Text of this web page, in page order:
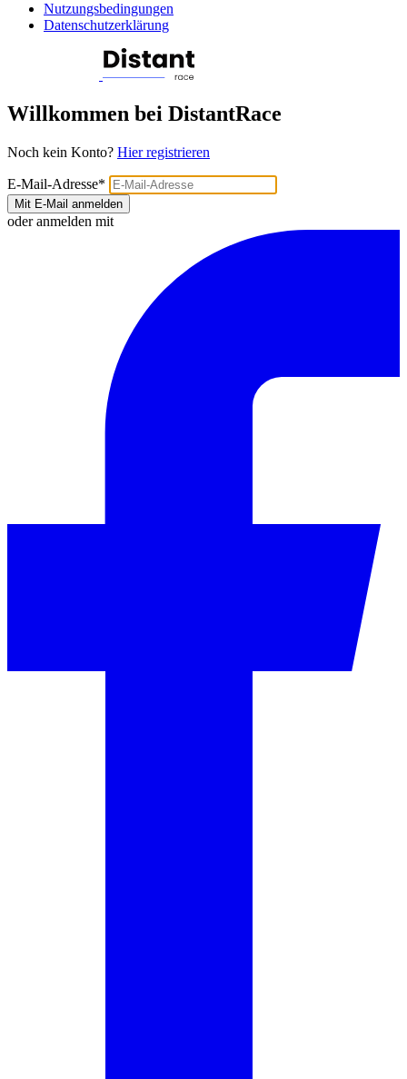
Nutzungsbedingungen
Datenschutzerklärung
Willkommen bei DistantRace
Noch kein Konto? Hier registrieren
E-Mail-Adresse*
Mit E-Mail anmelden
oder anmelden mit